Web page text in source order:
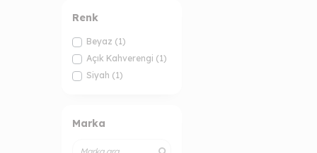
Renk
Beyaz (1)
Açık Kahverengi (1)
Siyah (1)
Marka